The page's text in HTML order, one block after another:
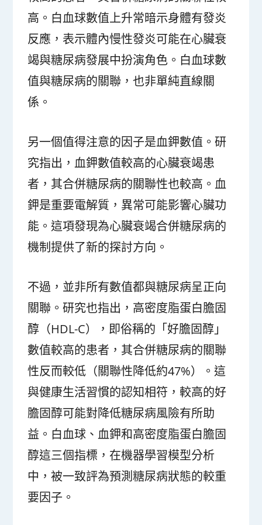
高。白血球數值上升常暗示身體有發炎
反應，表示體內慢性發炎可能在心臟衰
竭與糖尿病發展中扮演角色。白血球數
值與糖尿病的關聯，也非單純直線關
係。
另一個值得注意的因子是血鉀數值。研
究指出，血鉀數值較高的心臟衰竭患
者，其合併糖尿病的關聯性也較高。血
鉀是重要電解質，異常可能影響心臟功
能。這項發現為心臟衰竭合併糖尿病的
機制提供了新的探討方向。
不過，並非所有數值都與糖尿病呈正向
關聯。研究也指出，高密度脂蛋白膽固
醇（HDL-C），即俗稱的「好膽固醇」
數值較高的患者，其合併糖尿病的關聯
性反而較低（關聯性降低約47%）。這
與健康生活習慣的認知相符，較高的好
膽固醇可能對降低糖尿病風險有所助
益。白血球、血鉀和高密度脂蛋白膽固
醇這三個指標，在機器學習模型分析
中，被一致評為預測糖尿病狀態的較重
要因子。